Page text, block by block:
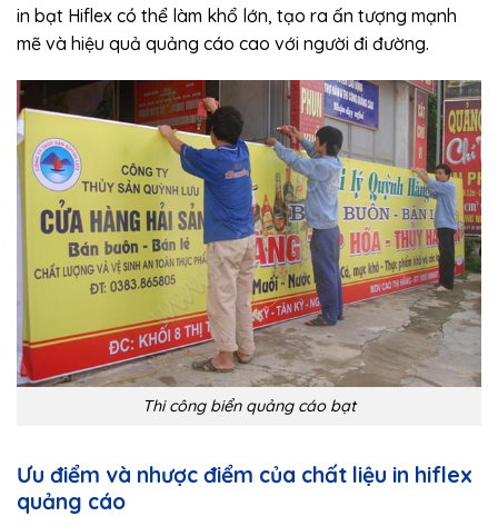
in bạt Hiflex có thể làm khổ lớn, tạo ra ấn tượng mạnh
mẽ và hiệu quả quảng cáo cao với người đi đường.
Thi công biển quảng cáo bạt
Ưu điểm và nhược điểm của chất liệu in hiflex
quảng cáo